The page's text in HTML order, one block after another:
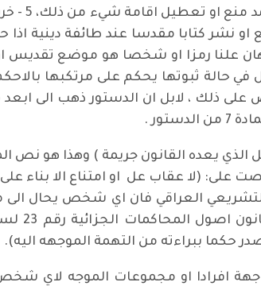
على على
دينية او رمزا او شيئا اخر له حرمة دينية ، 6 - طبع او نشر
في حالة ثبوتها يحكم على مرتكبها
على ذلك ، لابل ان الدستور ذهب الى
.
قانون العقوبات رقم 111 لسنة 1969 المعدل نصت على: (لا عقاب
العراقي فان اي شخص يحال الى
حكما ببراءته من التهمة الموجهه اليه).
جهة افرادا او مجموعات الموجه